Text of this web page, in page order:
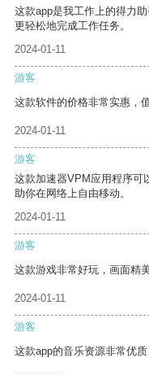
这款app是我工作上的得力
更轻松地完成工作任务。
2024-01-11
游客
这款软件的价格非常实惠，
2024-01-11
游客
这款加速器VPM应用程序可
助你在网络上自由移动。
2024-01-11
游客
这款游戏非常好玩，画面精
2024-01-11
游客
这款app的音乐资源非常优